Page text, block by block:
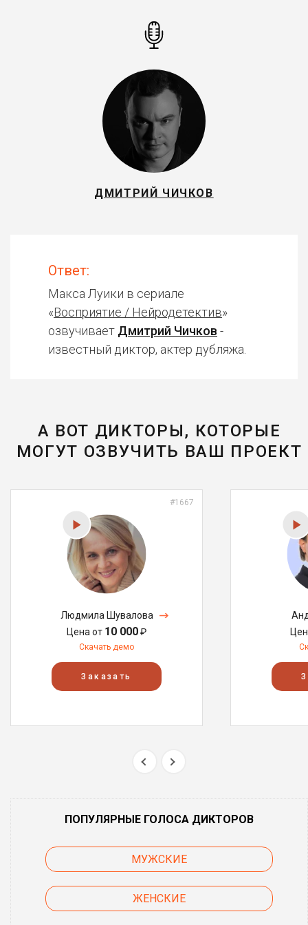
ДМИТРИЙ ЧИЧКОВ
Ответ:
Макса Луики в сериале
«Восприятие / Нейродетектив»
озвучивает Дмитрий Чичков -
известный диктор, актер дубляжа.
А ВОТ ДИКТОРЫ, КОТОРЫЕ
МОГУТ ОЗВУЧИТЬ ВАШ ПРОЕКТ
#1667
Людмила Шувалова
Цена от 10 000₽
Скачать демо
Заказать
ПОПУЛЯРНЫЕ ГОЛОСА ДИКТОРОВ
МУЖСКИЕ
ЖЕНСКИЕ